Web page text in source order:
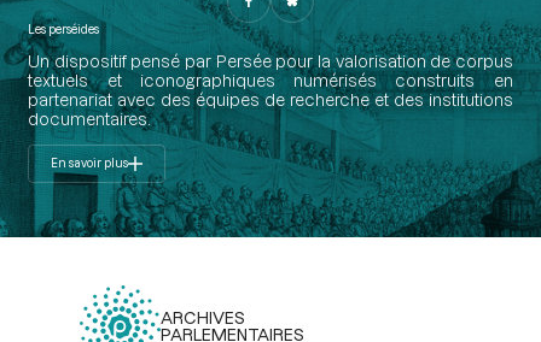
Les perséides
Un dispositif pensé par Persée pour la valorisation de corpus
textuels et iconographiques numérisés construits en
partenariat avec des équipes de recherche et des institutions
documentaires.
En savoir plus
ARCHIVES
PARLEMENTAIRES